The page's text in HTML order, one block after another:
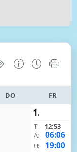
DO FR
1.
T:
12:53
A:
06:06
U: 19:00